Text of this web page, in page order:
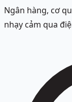
Ngân hàng, cơ
nhạy cảm qua